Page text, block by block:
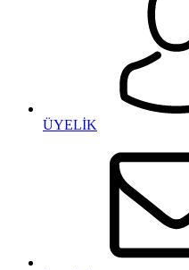
ÜYELİK